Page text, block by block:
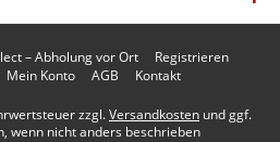
– Abholung vor Ort
Registrieren
Mein Konto AGB Kontakt
zzgl.Versandkosten und ggf.
wenn nicht anders beschrieben